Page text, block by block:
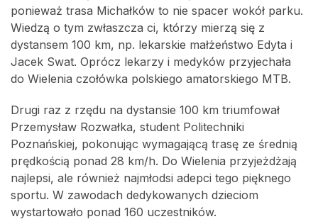
ponieważ trasa Michałków to nie spacer wokół parku.
Wiedzą o tym zwłaszcza ci, którzy mierzą się z
dystansem 100 km, np. lekarskie małżeństwo Edyta i
Jacek Swat. Oprócz lekarzy i medyków przyjechała
do Wielenia czołówka polskiego amatorskiego MTB.
Drugi raz z rzędu na dystansie 100 km triumfował
Przemysław Rozwałka, student Politechniki
Poznańskiej, pokonując wymagającą trasę ze średnią
prędkością ponad 28 km/h. Do Wielenia przyjeżdżają
najlepsi, ale również najmłodsi adepci tego pięknego
sportu. W zawodach dedykowanych dzieciom
wystartowało ponad 160 uczestników.